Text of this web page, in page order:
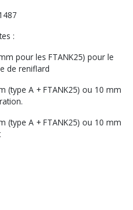
:
pour les FTANK25) pour le
de reniflard
(type A + FTANK25) ou 10 mm
(type A + FTANK25) ou 10 mm